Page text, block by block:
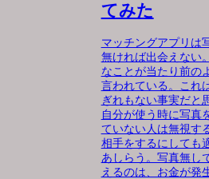
てみた
マッチングアプリは
無ければ出会えない
なことが当たり前の
言われている。これ
ぎれもない事実だと
自分が使う時に写真
ていない人は無視す
相手をするにしても
あしらう。写真無し
えるのは、お金が発